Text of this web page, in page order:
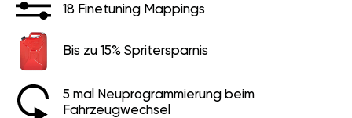
18 Finetuning Mappings
Bis zu 15% Spritersparnis
5 mal Neuprogrammierung beim
Fahrzeugwechsel